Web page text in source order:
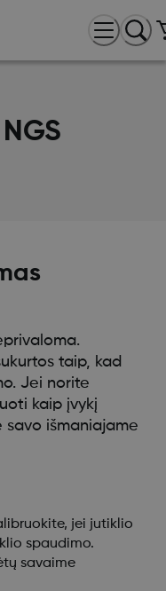
taip, kad
Jei norite
kaip įvykį
savo išmaniajame
jei jutiklio
spaudimo.
savaime